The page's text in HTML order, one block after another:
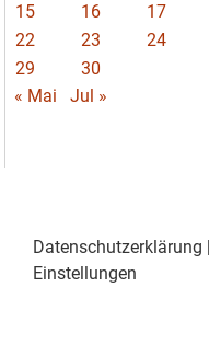
15
16 17
22
23 24
29
30
« Mai
Jul »
Datenschutzerklärung
Einstellungen